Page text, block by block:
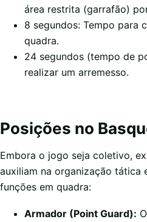
área restrita (garrafão)
8 segundos: Tempo para
quadra.
24 segundos (tempo de
realizar um arremesso.
Posições no
Embora o jogo seja coletivo,
auxiliam na organização tática
funções em quadra:
Armador (Point Guard):